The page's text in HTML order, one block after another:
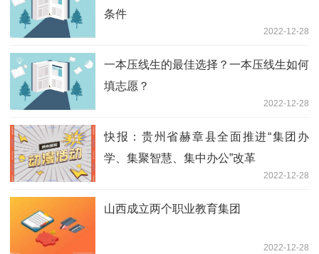
条件
2022-12-28
一本压线生的最佳选择？一本压线生如何
填志愿？
2022-12-28
快报：贵州省赫章县全面推进“集团办
学、集聚智慧、集中办公”改革
2022-12-28
山西成立两个职业教育集团
2022-12-28